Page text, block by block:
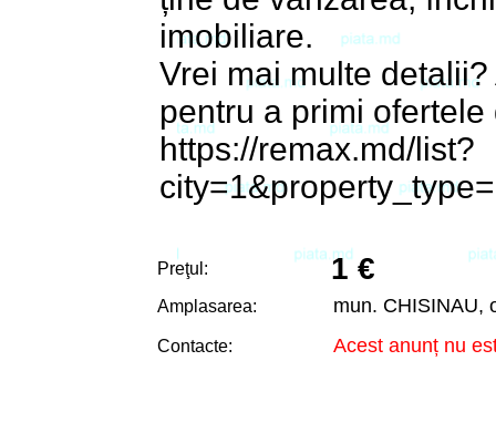
imobiliare.
Vrei mai multe
pentru a primi
https://remax.md/list?
Preţul: 1 €
Amplasarea: mun. CHISINAU,
Contacte: Acest anunț nu